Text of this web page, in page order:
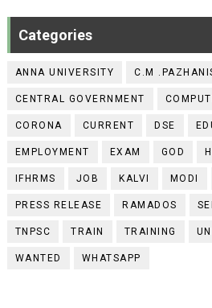
Categories
ANNA UNIVERSITY C.M
CENTRAL GOVERNMENT
CORONA CURRENT DSE
EMPLOYMENT EXAM GOD
IFHRMS JOB KALVI MODI
PRESS RELEASE RAMADOS
TNPSC TRAIN TRAINING
WANTED WHATSAPP